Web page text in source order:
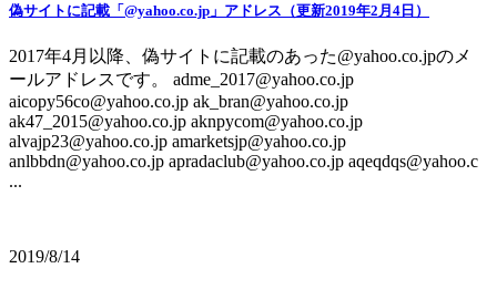
偽サイトに記載「@yahoo.co.jp」アドレス（更新2019年2月4日）
2017年4月以降、偽サイトに記載のあった@yahoo.co.jpのメ
ールアドレスです。 adme_2017@yahoo.co.jp
aicopy56co@yahoo.co.jp ak_bran@yahoo.co.jp
ak47_2015@yahoo.co.jp aknpycom@yahoo.co.jp
alvajp23@yahoo.co.jp amarketsjp@yahoo.co.jp
anlbbdn@yahoo.co.jp apradaclub@yahoo.co.jp aqeqdqs@yahoo.c
...
2019/8/14